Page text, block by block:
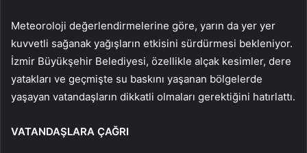
Meteoroloji değerlendirmelerine göre, yarın da yer yer
kuvvetli sağanak yağışların etkisini sürdürmesi bekleniyor.
İzmir Büyükşehir Belediyesi, özellikle alçak kesimler, dere
yatakları ve geçmişte su baskını yaşanan bölgelerde
yaşayan vatandaşların dikkatli olmaları gerektiğini hatırlattı.
VATANDAŞLARA ÇAĞRI